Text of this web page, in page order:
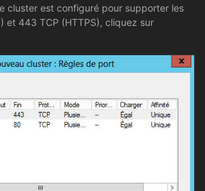
cluster est configuré pour supporter les
et 443 TCP (HTTPS), cliquez sur